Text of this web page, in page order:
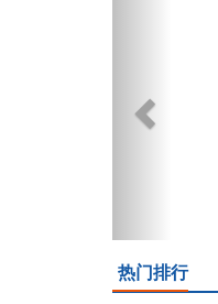
热门排行